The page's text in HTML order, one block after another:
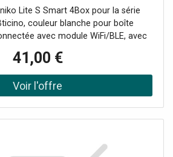
Lite S Smart 4Box pour la série
couleur blanche pour boîte
avec module WiFi/BLE, avec
de 7A ; Uniko Lite est Smart, c'est-
contrôlé à distance via l'App pour
Lite S vous permet de démarrer des
des routines via l'application ou de
avec Google Home et
41,00 €